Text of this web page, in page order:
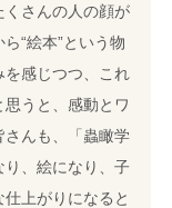
くさんの人の顔が
“絵本”という物
感じつつ、これ
うと、感動とワ
さんも、「蟲瞰学
り、絵になり、子
上がりになると